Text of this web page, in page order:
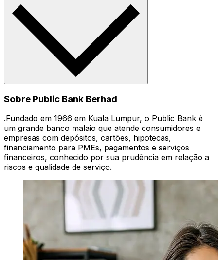
Sobre Public Bank Berhad
.Fundado em 1966 em Kuala Lumpur, o Public Bank é
um grande banco malaio que atende consumidores e
empresas com depósitos, cartões, hipotecas,
financiamento para PMEs, pagamentos e serviços
financeiros, conhecido por sua prudência em relação a
riscos e qualidade de serviço.